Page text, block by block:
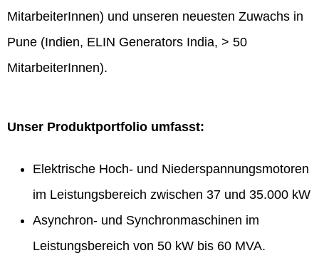
MitarbeiterInnen) und unseren neuesten Zuwachs in
Pune (Indien, ELIN Generators India, > 50
MitarbeiterInnen).
Unser Produktportfolio umfasst:
Elektrische Hoch- und Niederspannungsmotoren
im Leistungsbereich zwischen 37 und 35.000 kW
Asynchron- und Synchronmaschinen im
Leistungsbereich von 50 kW bis 60 MVA.